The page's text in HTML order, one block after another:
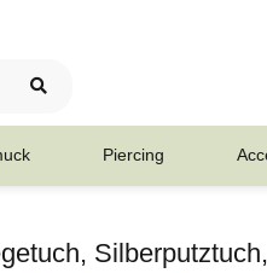
Piercing